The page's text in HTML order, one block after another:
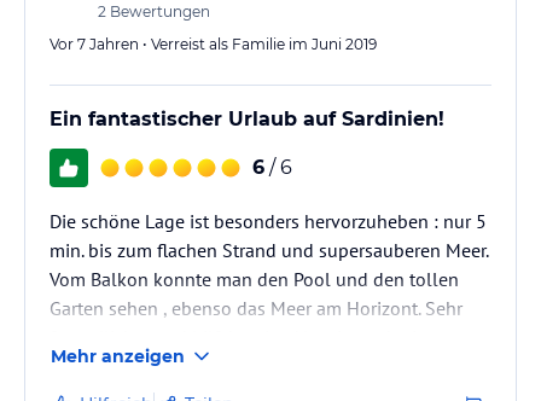
2 Bewertungen
Vor 7 Jahren • Verreist als Familie im Juni 2019
Ein fantastischer Urlaub auf Sardinien!
6 / 6
Die schöne Lage ist besonders hervorzuheben : nur 5
min. bis zum flachen Strand und supersauberen Meer.
Vom Balkon konnte man den Pool und den tollen
Garten sehen , ebenso das Meer am Horizont. Sehr
erreichbar war und unterstützend bei der
Organisation von Ausflügen zur Verfügung stand. Die
Mehr anzeigen